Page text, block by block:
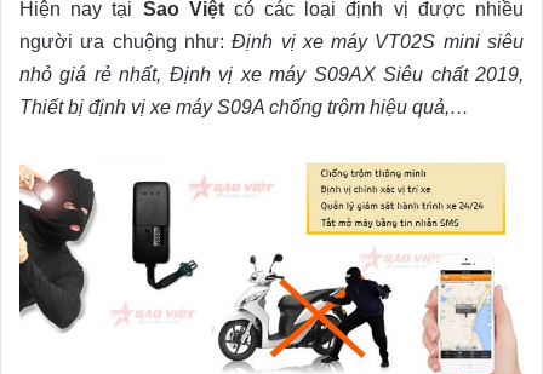
Hiện nay tại Sao Việtcó các loại định vị được nhiều
người ưa chuộng như:Định vị xe máy VT02S mini siêu
nhỏ giá rẻ nhất, Định vị xe máy S09AX Siêu chất 2019,
Thiết bị định vị xe máy S09A chống trộm hiệu quả,…